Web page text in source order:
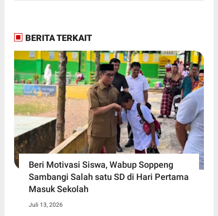
BERITA TERKAIT
Beri Motivasi Siswa, Wabup Soppeng
Sambangi Salah satu SD di Hari Pertama
Masuk Sekolah
Juli 13, 2026